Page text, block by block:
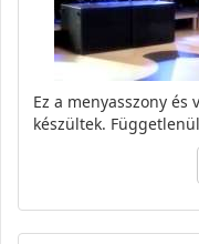
Ez a menyasszony és
készültek.